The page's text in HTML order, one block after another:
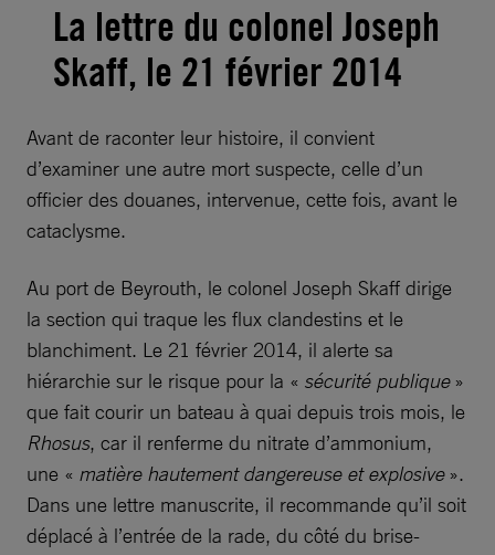
La lettre du colonel Joseph
Skaff, le 21 février 2014
Avant de raconter leur histoire, il convient
d’examiner une autre mort suspecte, celle d’un
officier des douanes, intervenue, cette fois, avant le
cataclysme.
Au port de Beyrouth, le colonel Joseph Skaff dirige
la section qui traque les flux clandestins et le
blanchiment. Le 21 février 2014, il alerte sa
hiérarchie sur le risque pour la « sécurité publique »
que fait courir un bateau à quai depuis trois mois, le
Rhosus, car il renferme du nitrate d’ammonium,
une « matière hautement dangereuse et explosive ».
Dans une lettre manuscrite, il recommande qu’il soit
déplacé à l’entrée de la rade, du côté du brise-